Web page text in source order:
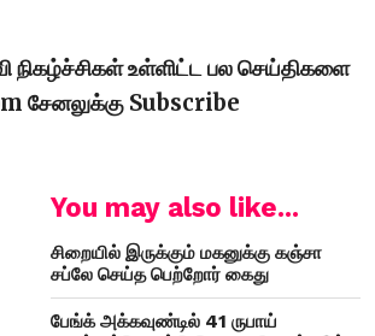
நிகழ்ச்சிகள் உள்ளிட்ட பல செய்திகளை
சேனலுக்கு Subscribe
You may also like...
சிறையில் இருக்கும் மகனுக்கு கஞ்சா
சப்லே செய்த பெற்றோர் கைது
பேங்க் அக்கவுண்டில் 41 ருபாய்